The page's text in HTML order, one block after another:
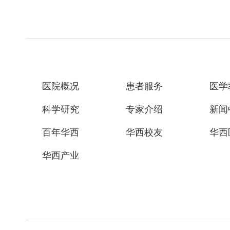
医院概况 患者服务 医
科学研究 专家介绍 新
百年华西 华西校友 华西
华西产业